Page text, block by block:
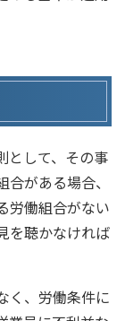
として、その事
がある場合、
労働組合がない
を聴かなければ
く、労働条件に